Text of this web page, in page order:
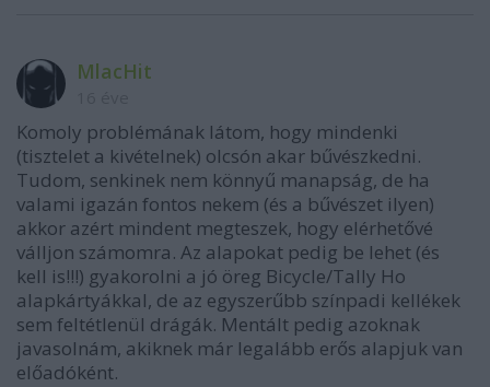
MlacHit
Komoly problémának látom, hogy mindenki
(tisztelet a kivételnek) olcsón akar bűvészkedni.
Tudom, senkinek nem könnyű manapság, de ha
valami igazán fontos nekem (és a bűvészet ilyen)
akkor azért mindent megteszek, hogy elérhetővé
válljon számomra. Az alapokat pedig be lehet (és
kell is!!!) gyakorolni a jó öreg Bicycle/Tally Ho
alapkártyákkal, de az egyszerűbb színpadi kellékek
sem feltétlenül drágák. Mentált pedig azoknak
javasolnám, akiknek már legalább erős alapjuk van
előadóként.